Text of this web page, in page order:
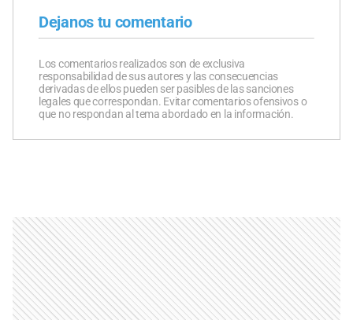
Dejanos tu comentario
Los comentarios realizados son de exclusiva
responsabilidad de sus autores y las consecuencias
derivadas de ellos pueden ser pasibles de las sanciones
legales que correspondan. Evitar comentarios ofensivos o
que no respondan al tema abordado en la información.